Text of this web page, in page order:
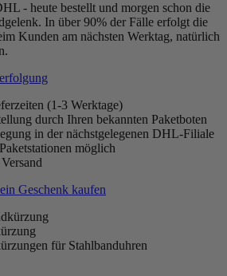
- heute bestellt und morgen schon die
In über 90% der Fälle erfolgt die
Kunden am nächsten Werktag, natürlich
(1-3 Werktage)
durch Ihren bekannten Paketboten
in der nächstgelegenen DHL-Filiale
möglich
Geschenk kaufen
für Stahlbanduhren